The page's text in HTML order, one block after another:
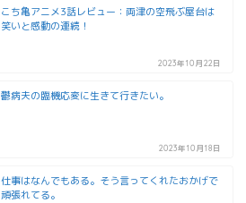
こち亀アニメ3話レビュー：両津の空飛ぶ屋台は
笑いと感動の連続！
2023年10月22日
鬱病夫の臨機応変に生きて行きたい。
2023年10月18日
仕事はなんでもある。そう言ってくれたおかげで
頑張れてる。